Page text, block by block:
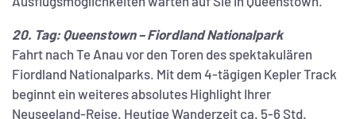
20. Tag: Queenstown – Fiordland Nationalpark
Fahrt nach Te Anau vor den Toren des spektakulären
Fiordland Nationalparks. Mit dem 4-tägigen Kepler Track
beginnt ein weiteres absolutes Highlight Ihrer
Neuseeland-Reise. Heutige Wanderzeit ca. 5-6 Std.